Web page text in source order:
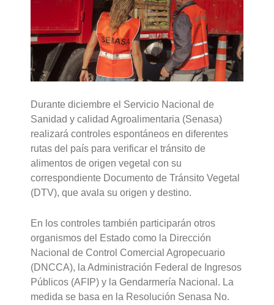
Durante diciembre el Servicio Nacional de
Sanidad y calidad Agroalimentaria (Senasa)
realizará controles espontáneos en diferentes
rutas del país para verificar el tránsito de
alimentos de origen vegetal con su
correspondiente Documento de Tránsito Vegetal
(DTV), que avala su origen y destino.
En los controles también participarán otros
organismos del Estado como la Dirección
Nacional de Control Comercial Agropecuario
(DNCCA), la Administración Federal de Ingresos
Públicos (AFIP) y la Gendarmería Nacional. La
medida se basa en la Resolución Senasa No.